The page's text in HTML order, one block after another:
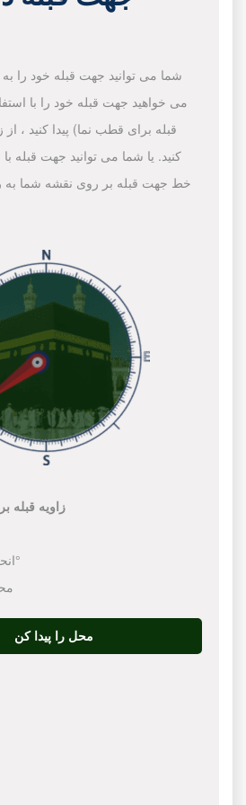
شما می توانید جهت قبله خود را به
می خواهید جهت قبله خود را با
قبله برای قطب نما) پیدا کنید ، از
کنید. یا شما می توانید جهت قبله با
خط جهت قبله بر روی نقشه شما به
زاویه قبله
2.90°
محل را پیدا کن